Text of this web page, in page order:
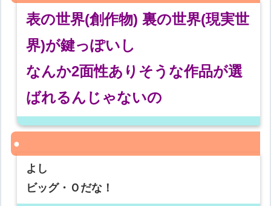
表の世界(創作物) 裏の世界(現実世
界)が鍵っぽいし
なんか2面性ありそうな作品が選
ばれるんじゃないの
よし
ビッグ・Ｏだな！